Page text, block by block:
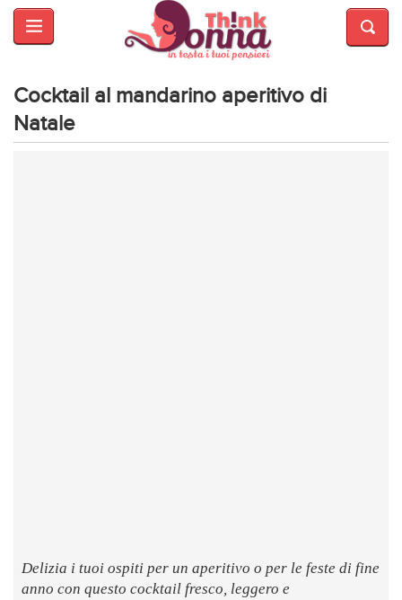
HOME
E
BELLEZZA
MODA
Cocktail al mandarino aperitivo di
Natale
Delizia i tuoi ospiti per un aperitivo o per le feste di fine
anno con questo cocktail fresco, leggero e